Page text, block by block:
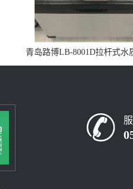
青岛路博LB-8001D拉杆式水